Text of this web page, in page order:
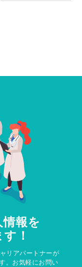
報を
！
リアパートナーが
。お気軽にお問い